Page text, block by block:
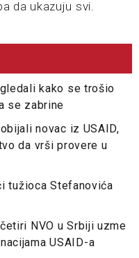
da ukazuju svi.
kako se trošio
se zabrine
novac iz USAID,
da vrši provere u
tužioca Stefanovića
NVO u Srbiji uzme
USAID-a